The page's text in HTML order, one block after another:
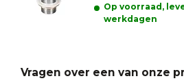
Op voorraad,
werkdagen
Vragen over een van onze